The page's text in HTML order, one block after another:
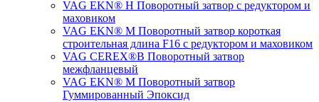
VAG EKN® H Поворотный затвор с редуктором и
маховиком
VAG EKN® M Поворотный затвор короткая
строительная длина F16 с редуктором и маховиком
VAG CEREX®B Поворотный затвор
межфланцевый
VAG EKN® M Поворотный затвор
Гуммированный Эпоксид